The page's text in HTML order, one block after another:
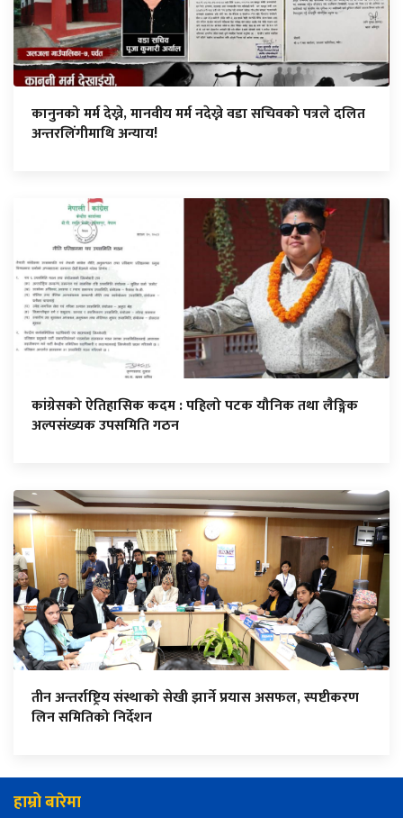
कानुनको मर्म देख्ने, मानवीय मर्म नदेख्ने वडा सचिवको पत्रले दलित
अन्तरलिंगीमाथि अन्याय!
कांग्रेसको ऐतिहासिक कदम : पहिलो पटक यौनिक तथा लैङ्गिक
अल्पसंख्यक उपसमिति गठन
तीन अन्तर्राष्ट्रिय संस्थाको सेखी झार्ने प्रयास असफल, स्पष्टीकरण
लिन समितिको निर्देशन
हाम्रो बारेमा